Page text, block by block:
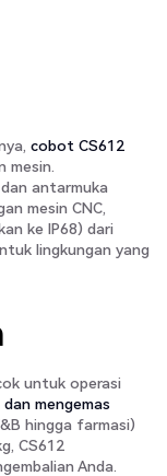
cobot CS612
mesin.
antarmuka
mesin CNC,
ke IP68) dari
lingkungan yang
untuk operasi
dan mengemas
hingga farmasi)
CS612
Anda.